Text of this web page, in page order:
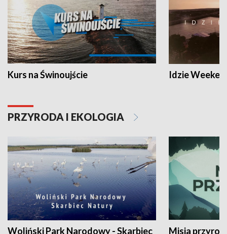
Kurs na Świnoujście Idzie
PRZYRODA I EKOLOGIA
Woliński Park Narodowy - Skarbiec
Misja